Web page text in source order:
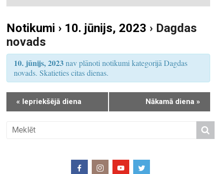
S
e
a
c
h
a
d
i
u
m
s
i
e
N
Notikumi › 10. jūnijs, 2023 › Dagdas
novads
10. jūnijs, 2023nav plānoti notikumi kategorijā Dagdas
novads. Skatieties citas dienas.
« Iepriekšējā diena Nākamā diena »